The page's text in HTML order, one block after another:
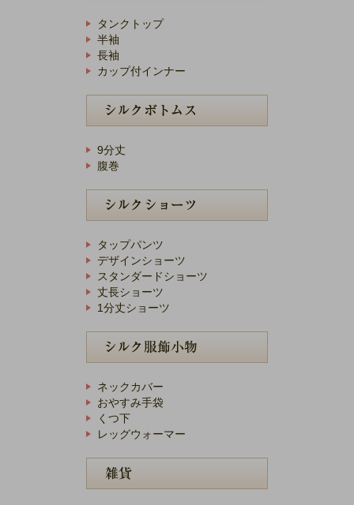
タンクトップ
半袖
長袖
カップ付インナー
9分丈
腹巻
タップパンツ
デザインショーツ
スタンダードショーツ
丈長ショーツ
1分丈ショーツ
ネックカバー
おやすみ手袋
くつ下
レッグウォーマー